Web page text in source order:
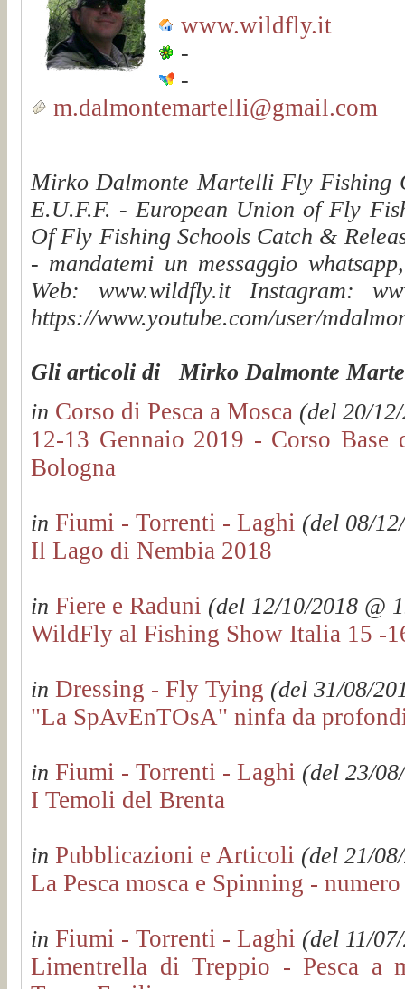
www.wildfly.it
-
-
m.dalmontemartelli@gmail.com
Mirko Dalmonte Martelli Fly
E.U.F.F. - European Union of Fly
Of Fly Fishing Schools Catch &
- mandatemi un messaggio
Web: www.wildfly.it Instagram:
https://www.youtube.com/user/
Gli articoli di Mirko Dalmonte
in Corso di Pesca a Mosca (del 20/
12-13 Gennaio 2019 - Corso
Bologna
in Fiumi - Torrenti - Laghi (del 08/
Il Lago di Nembia 2018
in Fiere e Raduni (del 12/10/2018 @
WildFly al Fishing Show Italia 15 -
in Dressing - Fly Tying (del 31/08/
"La SpAvEnTOsA" ninfa da
in Fiumi - Torrenti - Laghi (del 23/
I Temoli del Brenta
in Pubblicazioni e Articoli (del 21/
La Pesca mosca e Spinning -
in Fiumi - Torrenti - Laghi (del 11/
Limentrella di Treppio - Pesca a